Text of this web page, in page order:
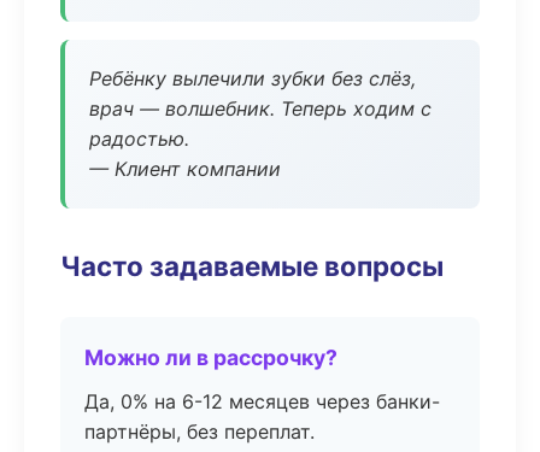
Ребёнку вылечили зубки без слёз,
врач — волшебник. Теперь ходим с
радостью.
— Клиент компании
Часто задаваемые вопросы
Можно ли в рассрочку?
Да, 0% на 6-12 месяцев через банки-
партнёры, без переплат.